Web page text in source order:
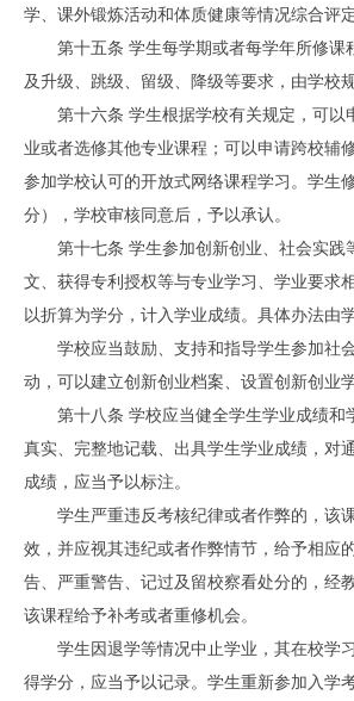
学、课外锻炼活动和体质健康等情况综合评定
第十五条 学生每学期或者每学年所修课
及升级、跳级、留级、降级等要求，由学校规
第十六条 学生根据学校有关规定，可以
业或者选修其他专业课程；可以申请跨校辅
参加学校认可的开放式网络课程学习。学生
分），学校审核同意后，予以承认。
第十七条 学生参加创新创业、社会实践
文、获得专利授权等与专业学习、学业要求
以折算为学分，计入学业成绩。具体办法由学
学校应当鼓励、支持和指导学生参加社
动，可以建立创新创业档案、设置创新创业学
第十八条 学校应当健全学生学业成绩和
真实、完整地记载、出具学生学业成绩，对
成绩，应当予以标注。
学生严重违反考核纪律或者作弊的，该
效，并应视其违纪或者作弊情节，给予相应
告、严重警告、记过及留校察看处分的，经
该课程给予补考或者重修机会。
学生因退学等情况中止学业，其在校学
得学分，应当予以记录。学生重新参加入学